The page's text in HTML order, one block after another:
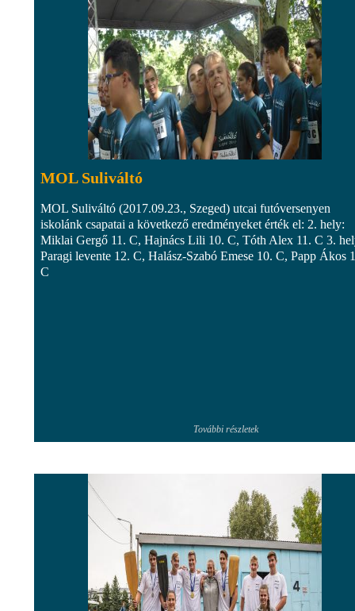
MOL Suliváltó
MOL Suliváltó (2017.09.23., Szeged) utcai futóversenyen
iskolánk csapatai a következő eredményeket érték el: 2. hely:
Miklai Gergő 11. C, Hajnács Lili 10. C, Tóth Alex 11. C 3.
Paragi levente 12. C, Halász-Szabó Emese 10. C, Papp Ákos
C
További részletek